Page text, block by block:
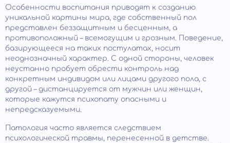
Особенности воспитания приводят к созданию
уникальной картины мира, где собственный пол
представлен беззащитным и бесценным, а
противоположный – всемогущим и грозным. Поведение,
базирующееся на таких постулатах, носит
неоднозначный характер. С одной стороны, человек
неустанно пробует обрести контроль над
конкретным индивидом или лицами другого пола, с
другой – дистанцируется от мужчин или женщин,
которые кажутся психопату опасными и
непредсказуемыми.
Патология часто является следствием
психологической травмы, перенесенной в детстве.